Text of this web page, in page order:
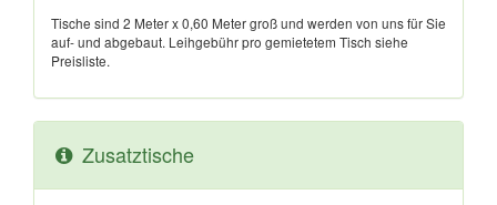
Tische sind 2 Meter x 0,60 Meter groß und werden von uns für Sie
auf- und abgebaut. Leihgebühr pro gemietetem Tisch siehe
Preisliste.
Zusatztische